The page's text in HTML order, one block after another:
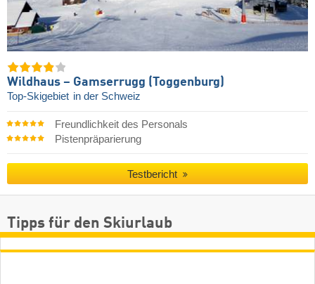
Wildhaus – Gamserrugg (Toggenburg)
Top-Skigebiet in der Schweiz
Freundlichkeit des Personals
Pistenpräparierung
Testbericht
Tipps für den Skiurlaub